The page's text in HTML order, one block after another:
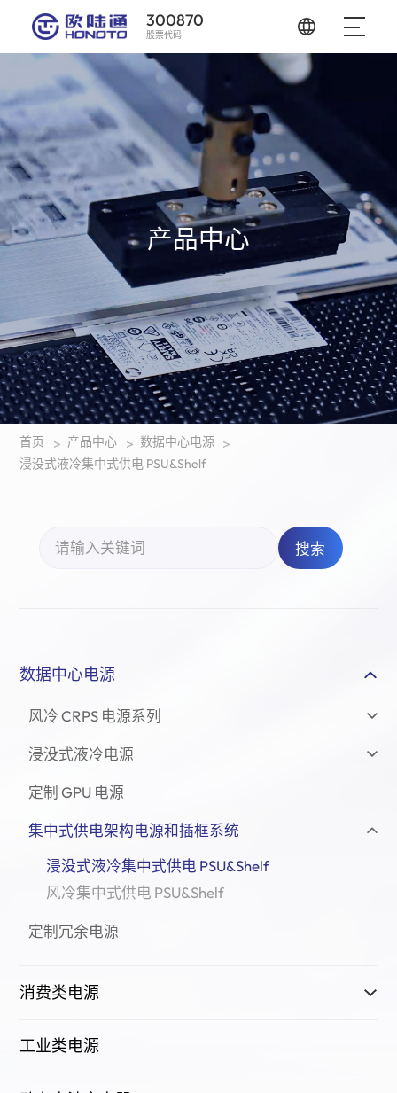
300870
股票代码
产品中心
首页 > 产品中心 > 数据中心电源 >
浸没式液冷集中式供电 PSU&Shelf
搜索
数据中心电源
风冷 CRPS 电源系列
浸没式液冷电源
定制 GPU 电源
集中式供电架构电源和插框系统
浸没式液冷集中式供电 PSU&Shelf
风冷集中式供电 PSU&Shelf
定制冗余电源
消费类电源
工业类电源